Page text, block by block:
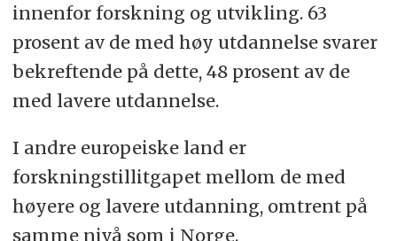
innenfor forskning og utvikling. 63
prosent av de med høy utdannelse svarer
bekreftende på dette, 48 prosent av de
med lavere utdannelse.
I andre europeiske land er
forskningstillitgapet mellom de med
høyere og lavere utdanning, omtrent på
samme nivå som i Norge.